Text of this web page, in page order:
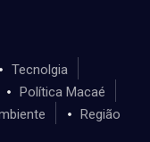
Tecnolgia
Política Macaé
Região